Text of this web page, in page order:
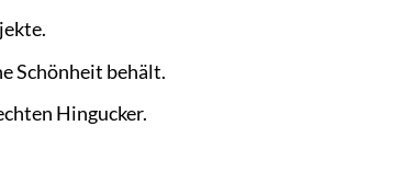
Schönheit behält.
Hingucker.